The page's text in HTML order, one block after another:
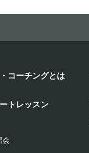
コーチングとは
トレッスン
会